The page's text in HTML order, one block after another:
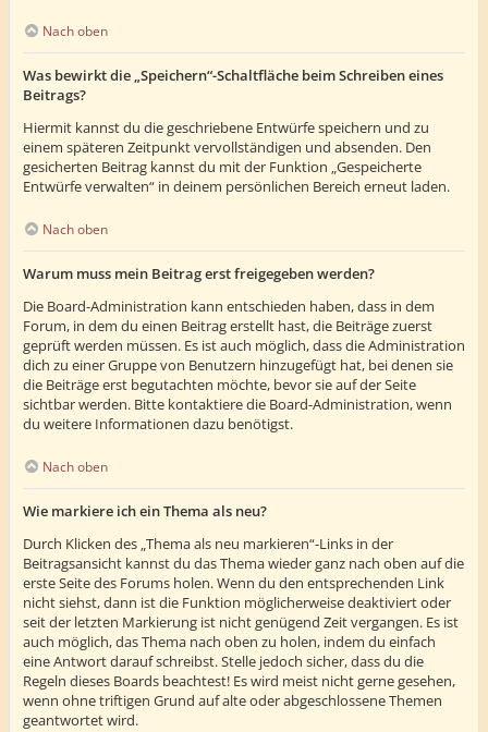
Nach oben
Was bewirkt die „Speichern“-Schaltfläche beim Schreiben eines
Beitrags?
Hiermit kannst du die geschriebene Entwürfe speichern und zu
einem späteren Zeitpunkt vervollständigen und absenden. Den
gesicherten Beitrag kannst du mit der Funktion „Gespeicherte
Entwürfe verwalten“ in deinem persönlichen Bereich erneut laden.
Nach oben
Warum muss mein Beitrag erst freigegeben werden?
Die Board-Administration kann entschieden haben, dass in dem
Forum, in dem du einen Beitrag erstellt hast, die Beiträge zuerst
geprüft werden müssen. Es ist auch möglich, dass die Administration
dich zu einer Gruppe von Benutzern hinzugefügt hat, bei denen sie
die Beiträge erst begutachten möchte, bevor sie auf der Seite
sichtbar werden. Bitte kontaktiere die Board-Administration, wenn
du weitere Informationen dazu benötigst.
Nach oben
Wie markiere ich ein Thema als neu?
Durch Klicken des „Thema als neu markieren“-Links in der
Beitragsansicht kannst du das Thema wieder ganz nach oben auf die
erste Seite des Forums holen. Wenn du den entsprechenden Link
nicht siehst, dann ist die Funktion möglicherweise deaktiviert oder
seit der letzten Markierung ist nicht genügend Zeit vergangen. Es ist
auch möglich, das Thema nach oben zu holen, indem du einfach
eine Antwort darauf schreibst. Stelle jedoch sicher, dass du die
Regeln dieses Boards beachtest! Es wird meist nicht gerne gesehen,
wenn ohne triftigen Grund auf alte oder abgeschlossene Themen
geantwortet wird.